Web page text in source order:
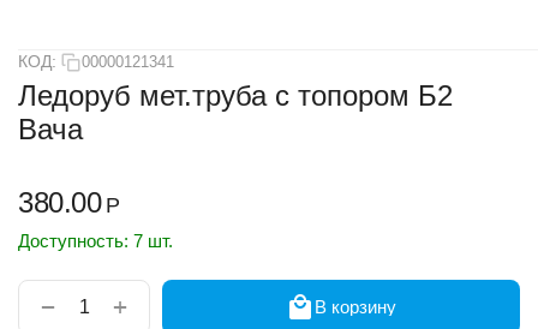
КОД: 00000121341
Ледоруб мет.труба с топором Б2
Вача
380.00 Р
Доступность: 7 шт.
+
−
В корзину